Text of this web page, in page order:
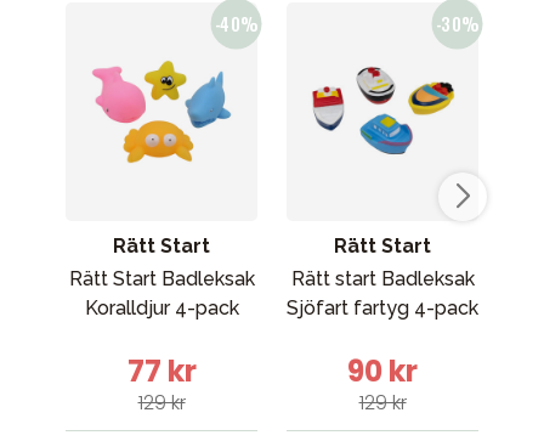
Rätt Start
Rätt Start Badleksak
Koralldjur 4-pack
77 kr
129 kr
Rätt Start
Rätt start Badleksak
Sjöfart fartyg 4-pack
90 kr
129 kr